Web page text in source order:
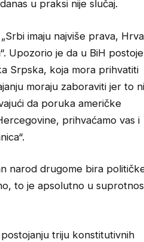
u praksi nije slučaj.
imaju najviše prava,
Upozorio je da u BiH
Srpska, koja mora prihvatiti
moraju zaboraviti jer to
da poruka američke
prihvaćamo vas i
narod drugome bira
to je apsolutno u
triju konstitutivnih